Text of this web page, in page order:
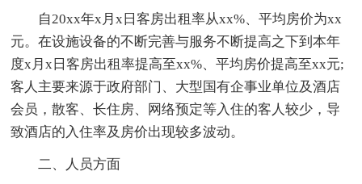
自20xx年x月x日客房出租率从xx%、平均房价为xx
元。在设施设备的不断完善与服务不断提高之下到本年
度x月x日客房出租率提高至xx%、平均房价提高至xx元;
客人主要来源于政府部门、大型国有企事业单位及酒店
会员，散客、长住房、网络预定等入住的客人较少，导
致酒店的入住率及房价出现较多波动。
二、人员方面